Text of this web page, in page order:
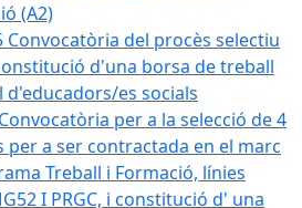
(A2)
Convocatòria del procès selectiu
d'una borsa de treball
d'educadors/es socials
per a la selecció de 4
per a ser contractada en el marc
Treball i Formació, línies
I PRGC, i constitució d' una